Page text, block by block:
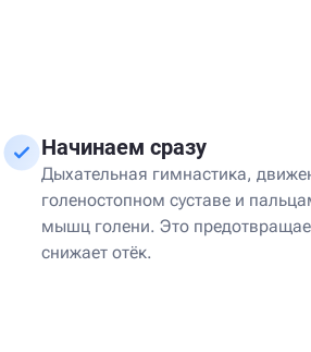
Начинаем сразу
Дыхательная гимнастика,
голеностопном суставе и
мышц голени. Это
снижает отёк.